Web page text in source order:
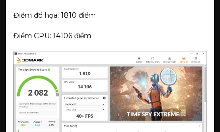
Điểm đồ họa: 1810 điểm
Điểm CPU: 14106 điểm